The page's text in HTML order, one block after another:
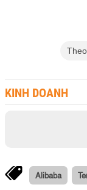
Theo
KINH DOANH
Alibaba